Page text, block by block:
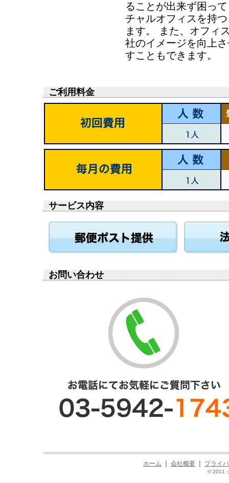
ることが出来ず困っ
チャルオフィスを持
ます。 また、オフィ
社のイメージを向上
すこともできます。
ご利用料金
サービス内容
お問い合わせ
ホーム 会社概要 プライ
© 2011